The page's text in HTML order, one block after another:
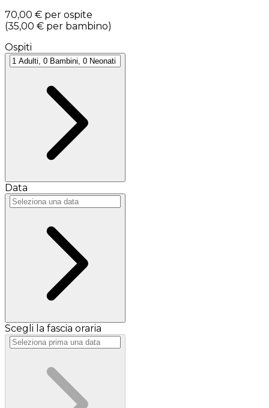
70,00 € per ospite
(35,00 € per bambino)
Ospiti
Data
Scegli la fascia oraria